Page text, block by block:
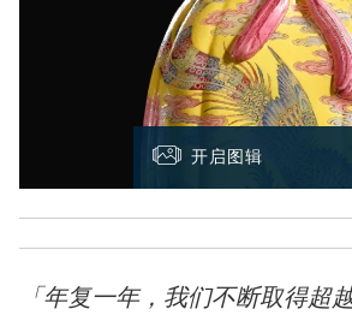
开启图辑
「年复一年，我们不断取得超